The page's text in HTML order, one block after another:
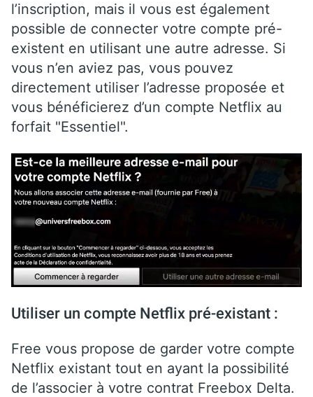
l’inscription, mais il vous est également
possible de connecter votre compte pré-
existent en utilisant une autre adresse. Si
vous n’en aviez pas, vous pouvez
directement utiliser l’adresse proposée et
vous bénéficierez d’un compte Netflix au
forfait "Essentiel".
Utiliser un compte Netflix pré-existant :
Free vous propose de garder votre compte
Netflix existant tout en ayant la possibilité
de l’associer à votre contrat Freebox Delta.